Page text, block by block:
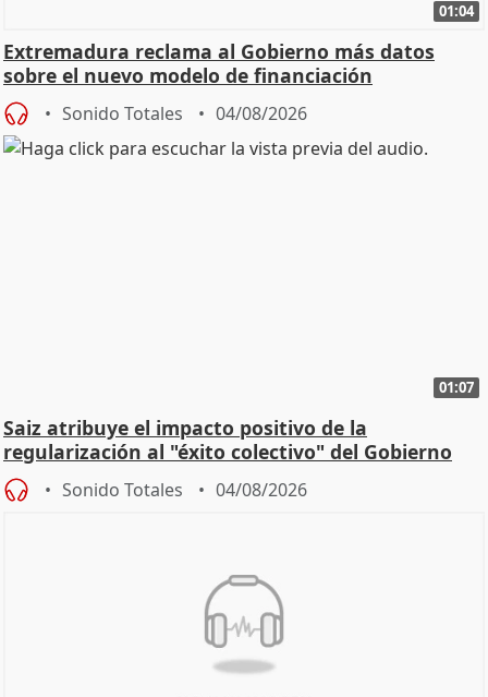
01:04
Extremadura reclama al Gobierno más datos
sobre el nuevo modelo de financiación
Sonido Totales 04/08/2026
01:07
Saiz atribuye el impacto positivo de la
regularización al "éxito colectivo" del Gobierno
Sonido Totales 04/08/2026